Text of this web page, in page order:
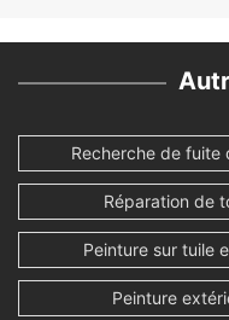
Recherche de fuite
Réparation de
Peinture sur tuile
Peinture